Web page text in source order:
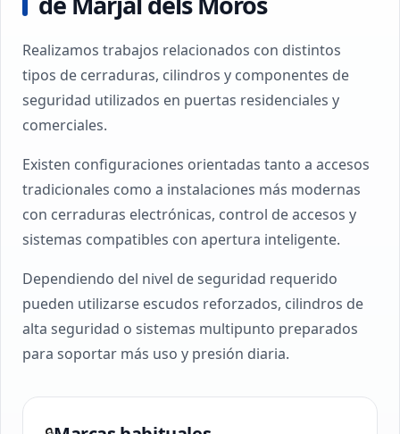
Realizamos trabajos relacionados con distintos
tipos de cerraduras, cilindros y componentes de
seguridad utilizados en puertas residenciales y
comerciales.
Existen configuraciones orientadas tanto a accesos
tradicionales como a instalaciones más modernas
con cerraduras electrónicas, control de accesos y
sistemas compatibles con apertura inteligente.
Dependiendo del nivel de seguridad requerido
pueden utilizarse escudos reforzados, cilindros de
alta seguridad o sistemas multipunto preparados
para soportar más uso y presión diaria.